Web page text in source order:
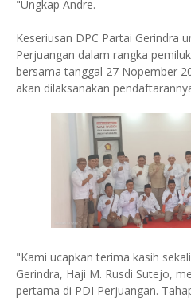
"Ungkap Andre.
Keseriusan DPC Partai Gerindra
Perjuangan dalam rangka
bersama tanggal 27 Nopember
akan dilaksanakan
"Kami ucapkan terima kasih
Gerindra, Haji M. Rusdi Sutejo,
pertama di PDI Perjuangan.